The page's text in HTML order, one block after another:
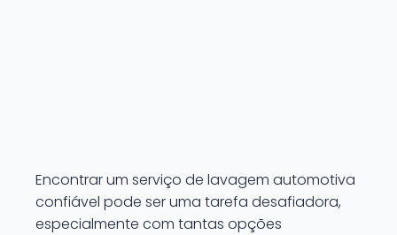
Encontrar um serviço de lavagem automotiva
confiável pode ser uma tarefa desafiadora,
especialmente com tantas opções